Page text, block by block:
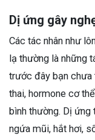
Dị ứng gây
Các tác nhân như
lạ thường là những
trước đây bạn chưa
thai, hormone cơ
bình thường. Dị
ngứa mũi, hắt hơi,